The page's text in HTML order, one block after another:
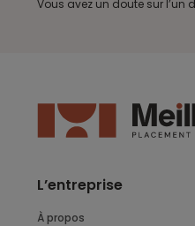
Vous avez un doute sur l’un
L’entreprise
À propos